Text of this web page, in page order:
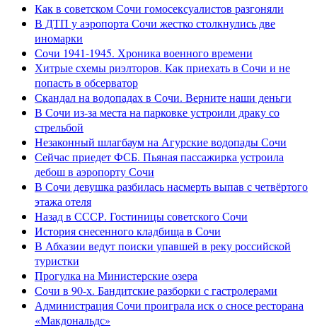
Как в советском Сочи гомосексуалистов разгоняли
В ДТП у аэропорта Сочи жестко столкнулись две
иномарки
Сочи 1941-1945. Хроника военного времени
Хитрые схемы риэлторов. Как приехать в Сочи и не
попасть в обсерватор
Скандал на водопадах в Сочи. Верните наши деньги
В Сочи из-за места на парковке устроили драку со
стрельбой
Незаконный шлагбаум на Агурские водопады Сочи
Сейчас приедет ФСБ. Пьяная пассажирка устроила
дебош в аэропорту Сочи
В Сочи девушка разбилась насмерть выпав с четвёртого
этажа отеля
Назад в СССР. Гостиницы советского Сочи
История снесенного кладбища в Сочи
В Абхазии ведут поиски упавшей в реку российской
туристки
Прогулка на Министерские озера
Сочи в 90-х. Бандитские разборки с гастролерами
Администрация Сочи проиграла иск о сносе ресторана
«Макдональдс»